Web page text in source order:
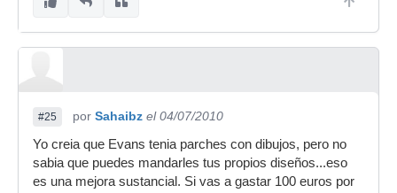
#25 por Sahaibz el 04/07/2010
Yo creia que Evans tenia parches con dibujos, pero no
sabia que puedes mandarles tus propios diseños...eso
es una mejora sustancial. Si vas a gastar 100 euros por